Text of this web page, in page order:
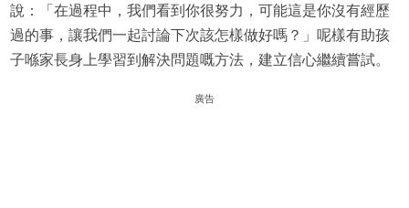
說：「在過程中，我們看到你很努力，可能這是你沒有經歷
過的事，讓我們一起討論下次該怎樣做好嗎？」呢樣有助孩
子喺家長身上學習到解決問題嘅方法，建立信心繼續嘗試。
廣告